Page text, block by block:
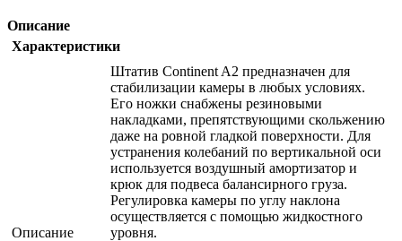
Описание
Характеристики
Описание
Штатив Continent A2 предназначен для
стабилизации камеры в любых условиях.
Его ножки снабжены резиновыми
накладками, препятствующими скольжению
даже на ровной гладкой поверхности. Для
устранения колебаний по вертикальной оси
используется воздушный амортизатор и
крюк для подвеса балансирного груза.
Регулировка камеры по углу наклона
осуществляется с помощью жидкостного
уровня.